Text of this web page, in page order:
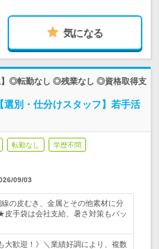
気になる
】◎転勤なし ◎残業なし ◎資格取得支
別・仕分けスタッフ】若手活
転勤なし 学歴不問
09/03
線の皮むき、金属とその他素材に分
手袋は会社支給、暑さ対策もバッ
大歓迎！》＼業績好調により、複数